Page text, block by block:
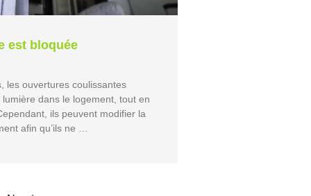
est bloquée
les ouvertures coulissantes
dans le logement, tout en
ils peuvent modifier la
afin qu’ils ne …